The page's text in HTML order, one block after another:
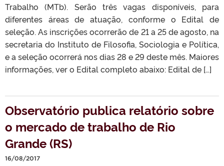
Trabalho (MTb). Serão três vagas disponíveis, para
diferentes áreas de atuação, conforme o Edital de
seleção. As inscrições ocorrerão de 21 a 25 de agosto, na
secretaria do Instituto de Filosofia, Sociologia e Política,
e a seleção ocorrerá nos dias 28 e 29 deste mês. Maiores
informações, ver o Edital completo abaixo: Edital de […]
Observatório publica relatório sobre
o mercado de trabalho de Rio
Grande (RS)
16/08/2017